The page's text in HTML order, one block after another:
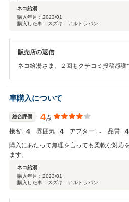
ネコ給湯
購入年月： 2023/01
購入した車：スズキ アルトラパン
販売店の返信
ネコ給湯さま、２回もクチコミ投稿感
車購入について
総合評価 4点
接客 : 4 雰囲気 : 4 アフター : ‐ 品質 : 4
購入にあたって無理を言っても柔軟な対応
ます。
ネコ給湯
購入年月： 2023/01
購入した車：スズキ アルトラパン